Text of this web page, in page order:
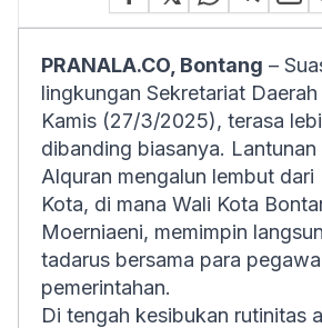
PRANALA.CO, Bontang –
lingkungan Sekretariat Daerah
Kamis (27/3/2025), terasa
dibanding biasanya.
Alquran mengalun lembut dari
Kota, di mana Wali Kota
Moerniaeni, memimpin
tadarus bersama para
pemerintahan.
Di tengah kesibukan rutinitas